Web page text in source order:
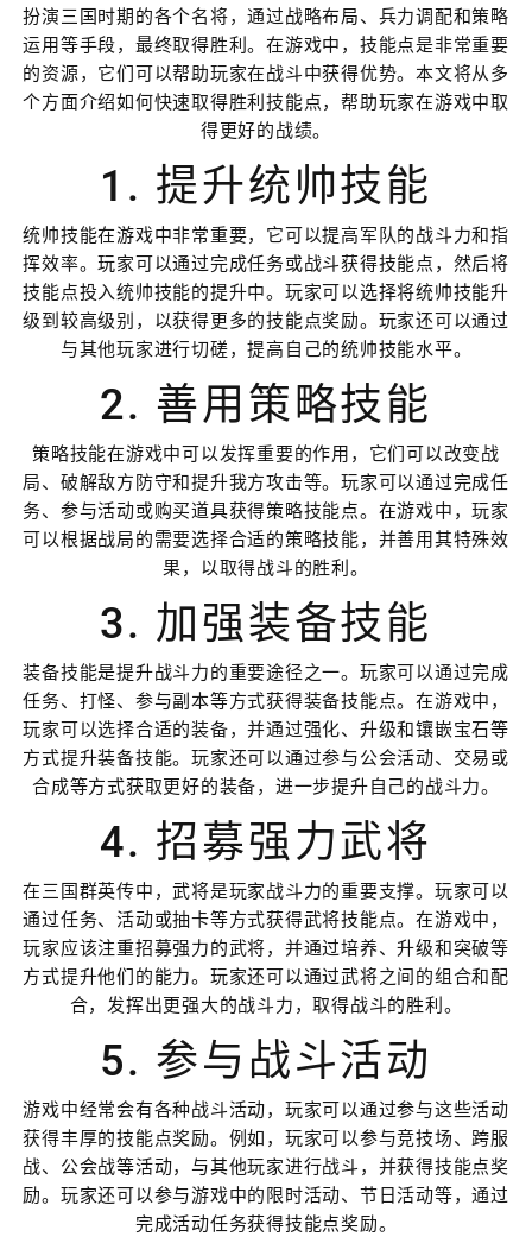
扮演三国时期的各个名将，通过战略布局、兵力调配和策略
运用等手段，最终取得胜利。在游戏中，技能点是非常重要
的资源，它们可以帮助玩家在战斗中获得优势。本文将从多
个方面介绍如何快速取得胜利技能点，帮助玩家在游戏中取
得更好的战绩。
1. 提升统帅技能
统帅技能在游戏中非常重要，它可以提高军队的战斗力和指
挥效率。玩家可以通过完成任务或战斗获得技能点，然后将
技能点投入统帅技能的提升中。玩家可以选择将统帅技能升
级到较高级别，以获得更多的技能点奖励。玩家还可以通过
与其他玩家进行切磋，提高自己的统帅技能水平。
2. 善用策略技能
策略技能在游戏中可以发挥重要的作用，它们可以改变战
局、破解敌方防守和提升我方攻击等。玩家可以通过完成任
务、参与活动或购买道具获得策略技能点。在游戏中，玩家
可以根据战局的需要选择合适的策略技能，并善用其特殊效
果，以取得战斗的胜利。
3. 加强装备技能
装备技能是提升战斗力的重要途径之一。玩家可以通过完成
任务、打怪、参与副本等方式获得装备技能点。在游戏中，
玩家可以选择合适的装备，并通过强化、升级和镶嵌宝石等
方式提升装备技能。玩家还可以通过参与公会活动、交易或
合成等方式获取更好的装备，进一步提升自己的战斗力。
4. 招募强力武将
在三国群英传中，武将是玩家战斗力的重要支撑。玩家可以
通过任务、活动或抽卡等方式获得武将技能点。在游戏中，
玩家应该注重招募强力的武将，并通过培养、升级和突破等
方式提升他们的能力。玩家还可以通过武将之间的组合和配
合，发挥出更强大的战斗力，取得战斗的胜利。
5. 参与战斗活动
游戏中经常会有各种战斗活动，玩家可以通过参与这些活动
获得丰厚的技能点奖励。例如，玩家可以参与竞技场、跨服
战、公会战等活动，与其他玩家进行战斗，并获得技能点奖
励。玩家还可以参与游戏中的限时活动、节日活动等，通过
完成活动任务获得技能点奖励。